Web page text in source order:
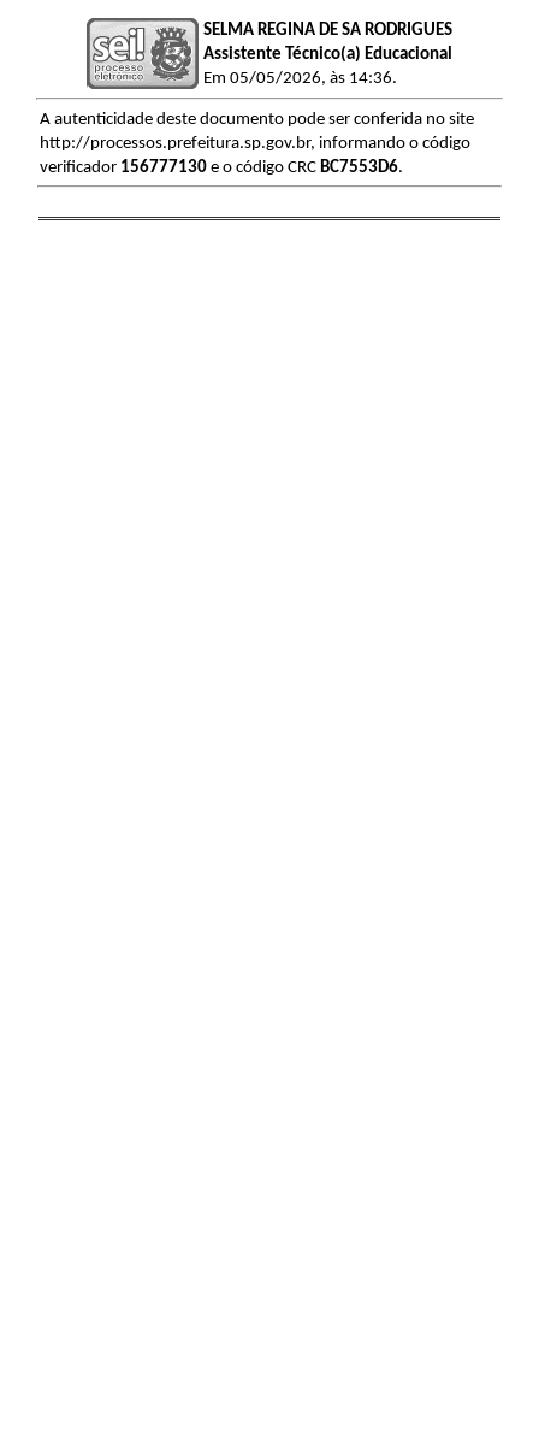
SELMA REGINA DE SA RODRIGUES
Assistente Técnico(a) Educacional
Em 05/05/2026, às 14:36.
A autenticidade deste documento pode ser conferida no site
http://processos.prefeitura.sp.gov.br, informando o código
verificador 156777130e o código CRC BC7553D6.